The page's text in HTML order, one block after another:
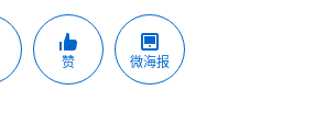
赞 微海报